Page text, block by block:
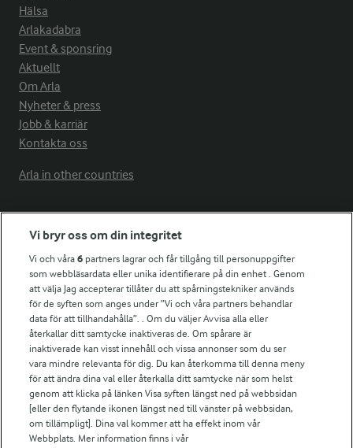
Hälsa
Arlakadabra
Event & sponsring
Aktuellt
Om Arla
Nyheter & press
Jobb & karriär
Kontakta oss
Arla in other countries
Fler Arlasajter
För ägare
Arlas kundportal
Arla.com
Falbygdens Ost
Arla webbshop
Bildbank
Följ oss
Vi bryr oss om din integritet
Vi och våra6 partners lagrar och får tillgång till personuppgifter
som webbläsardata eller unika identifierare på din enhet . Genom
att välja Jag accepterar tillåter du att spårningstekniker används
för de syften som anges under ”Vi och våra partners behandlar
data för att tillhandahålla”. . Om du väljer Avvisa alla eller
återkallar ditt samtycke inaktiveras de. Om spårare är
inaktiverade kan visst innehåll och vissa annonser som du ser
vara mindre relevanta för dig. Du kan återkomma till denna meny
för att ändra dina val eller återkalla ditt samtycke när som helst
genom att klicka på länken Visa syften längst ned på webbsidan
[eller den flytande ikonen längst ned till vänster på webbsidan,
om tillämpligt]. Dina val kommer att ha effekt inom vår
Webbplats. Mer information finns i vår